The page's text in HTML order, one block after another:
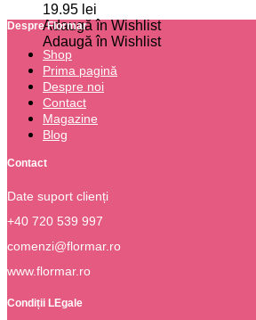
19.95 lei
Adaugă în Wishlist
Adaugă în Wishlist
Despre Flormar
Shop
Prima pagină
Despre noi
Contact
Magazine
Blog
Contact
Date suport clienți
+40 720 539 997
comenzi@flormar.ro
www.flormar.ro
Condiții LEgale